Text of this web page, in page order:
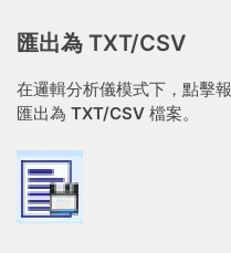
匯出為 TXT/CSV
在邏輯分析儀模式下，點擊
匯出為 TXT/CSV 檔案。